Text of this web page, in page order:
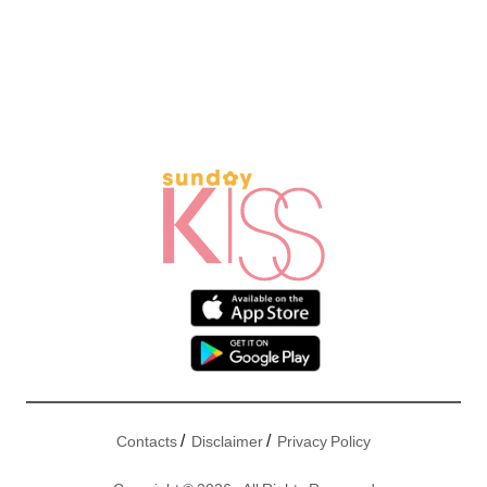
Contacts/ Disclaimer/ Privacy Policy